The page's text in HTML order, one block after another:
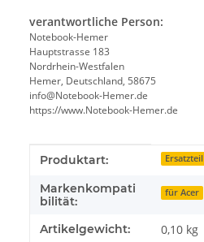
verantwortliche Person:
Notebook-Hemer
Hauptstrasse 183
Nordrhein-Westfalen
Hemer, Deutschland, 58675
info@Notebook-Hemer.de
https://www.Notebook-Hemer.de
Produkteigenschaft
Wert
Produktart: Ersatzteil
Markenkompati
bilität:
für Acer
Artikelgewicht: 0,10 kg